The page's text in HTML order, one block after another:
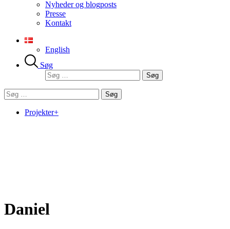
Nyheder og blogposts
Presse
Kontakt
English
Søg
Søg
efter:
Søg
efter:
Projekter+
Daniel